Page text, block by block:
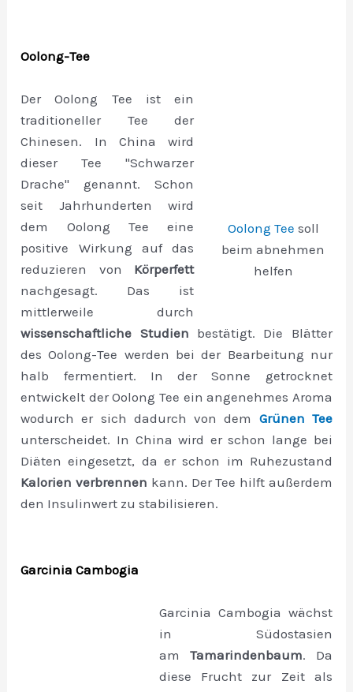
Oolong-Tee
Oolong Tee soll
beim abnehmen
helfen
Der Oolong Tee ist ein
traditioneller Tee der
Chinesen. In China wird
dieser Tee "Schwarzer
Drache" genannt. Schon
seit Jahrhunderten wird
dem Oolong Tee eine
positive Wirkung auf das
reduzieren von Körperfett
nachgesagt. Das ist
mittlerweile durch
wissenschaftliche Studien bestätigt. Die Blätter
des Oolong-Tee werden bei der Bearbeitung nur
halb fermentiert. In der Sonne getrocknet
entwickelt der Oolong Tee ein angenehmes Aroma
wodurch er sich dadurch von dem Grünen Tee
unterscheidet. In China wird er schon lange bei
Diäten eingesetzt, da er schon im Ruhezustand
Kalorien verbrennen kann. Der Tee hilft außerdem
den Insulinwert zu stabilisieren.
Garcinia Cambogia
Garcinia Cambogia wächst
in Südostasien
am Tamarindenbaum. Da
diese Frucht zur Zeit als